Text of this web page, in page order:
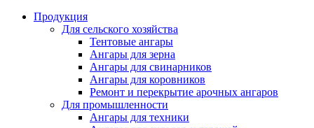
Продукция
Для сельского хозяйства
Тентовые ангары
Ангары для зерна
Ангары для свинарников
Ангары для коровников
Ремонт и перекрытие арочных ангаров
Для промышленности
Ангары для техники